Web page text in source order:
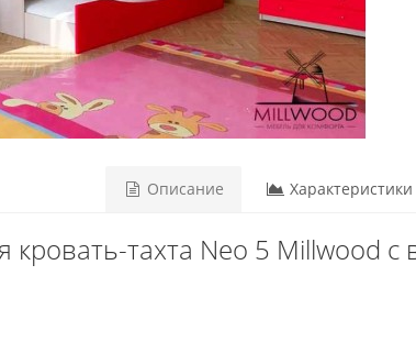
Описание Характеристики
кровать-тахта Neo 5